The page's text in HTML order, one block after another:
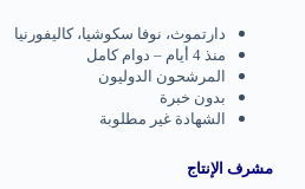
دارتموث، نوفا سكوشيا، كاليفورنيا
منذ 4 أيام – دوام كامل
المرشحون الدوليون
بدون خبرة
الشهادة غير مطلوبة
مشرف الإنتاج